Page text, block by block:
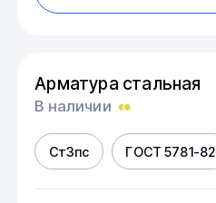
Арматура стальная
В наличии
Ст3пс ГОСТ 5781-82